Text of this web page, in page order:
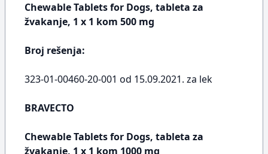
Chewable Tablets for Dogs, tableta za
žvakanje, 1 x 1 kom 500 mg
Broj rešenja:
323-01-00460-20-001 od 15.09.2021. za lek
BRAVECTO
Chewable Tablets for Dogs, tableta za
žvakanje, 1 x 1 kom 1000 mg